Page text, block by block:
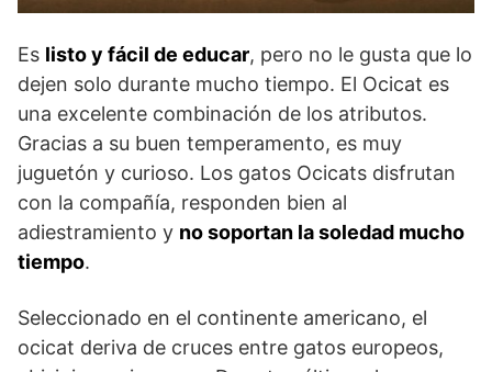
Es listo y fácil de educar, pero no le gusta que lo
dejen solo durante mucho tiempo. El Ocicat es
una excelente combinación de los atributos.
Gracias a su buen temperamento, es muy
juguetón y curioso. Los gatos Ocicats disfrutan
con la compañía, responden bien al
adiestramiento y no soportan la soledad mucho
tiempo.
Seleccionado en el continente americano, el
ocicat deriva de cruces entre gatos europeos,